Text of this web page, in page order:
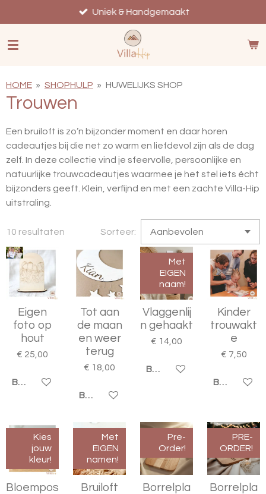
direct
naar
Uniek & Handgemaakt
HOME » SHOPHULP » HUWELIJKS SHOP
Trouwen
Een bruiloft is zo’n bijzonder moment en daar horen
cadeautjes bij die net zo warm en liefdevol zijn als de dag
zelf. In deze collectie vind je sfeervolle, persoonlijke en
natuurlijke trouwcadeautjes waarmee je het stel iets écht
bijzonders geeft. Klein, verfijnd en met een zachte Villa-Hip
uitstraling.
10 resultaten Sorteer:
Eigen
foto op
hout
€ 25,00
BEKIJK DETAILS
Tot aan
de maan
en weer
terug
€ 18,00
BEKIJK DETAILS
Met
EIGEN
naam!
Vlaggenlij
n gehaakt
€ 14,00
BEKIJK DETAILS
Kinder
trouwakt
e
€ 7,50
BEKIJK
Kies
jouw
kleur!
Bloempos
Met
EIGEN
namen!
Bruiloft
Pre-
Order!
Borrelpla
PRE-
ORDER!
Borrelpla